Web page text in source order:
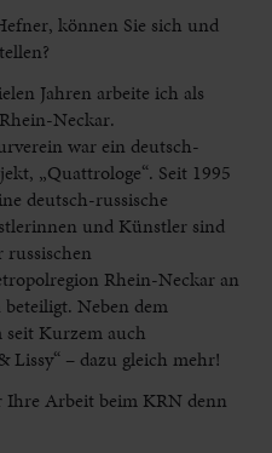
können Sie sich und
Jahren arbeite ich als
Neckar.
war ein deutsch-
„Quattrologe“. Seit 1995
deutsch-russische
und Künstler sind
russischen
Rhein-Neckar an
Neben dem
Kurzem auch
Lissy“ – dazu gleich mehr!
Arbeit beim KRN denn